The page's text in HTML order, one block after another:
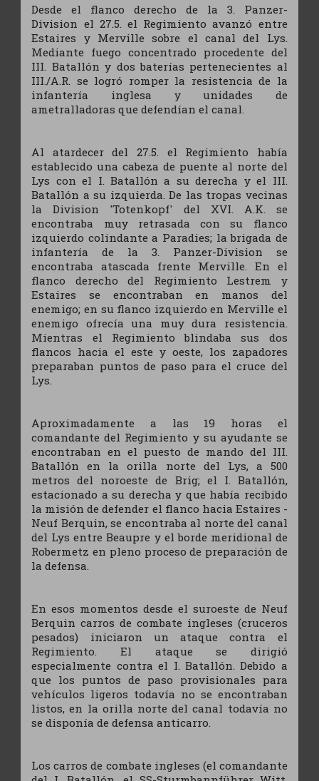
Desde el flanco derecho de la 3. Panzer-
Division el 27.5. el Regimiento avanzó entre
Estaires y Merville sobre el canal del Lys.
Mediante fuego concentrado procedente del
III. Batallón y dos baterías pertenecientes al
III./A.R. se logró romper la resistencia de la
infantería inglesa y unidades de
ametralladoras que defendían el canal.
Al atardecer del 27.5. el Regimiento había
establecido una cabeza de puente al norte del
Lys con el I. Batallón a su derecha y el III.
Batallón a su izquierda. De las tropas vecinas
la Division 'Totenkopf' del XVI. A.K. se
encontraba muy retrasada con su flanco
izquierdo colindante a Paradies; la brigada de
infantería de la 3. Panzer-Division se
encontraba atascada frente Merville. En el
flanco derecho del Regimiento Lestrem y
Estaires se encontraban en manos del
enemigo; en su flanco izquierdo en Merville el
enemigo ofrecía una muy dura resistencia.
Mientras el Regimiento blindaba sus dos
flancos hacia el este y oeste, los zapadores
preparaban puntos de paso para el cruce del
Lys.
Aproximadamente a las 19 horas el
comandante del Regimiento y su ayudante se
encontraban en el puesto de mando del III.
Batallón en la orilla norte del Lys, a 500
metros del noroeste de Brig; el I. Batallón,
estacionado a su derecha y que había recibido
la misión de defender el flanco hacia Estaires -
Neuf Berquin, se encontraba al norte del canal
del Lys entre Beaupre y el borde meridional de
Robermetz en pleno proceso de preparación de
la defensa.
En esos momentos desde el suroeste de Neuf
Berquin carros de combate ingleses (cruceros
pesados) iniciaron un ataque contra el
Regimiento. El ataque se dirigió
especialmente contra el I. Batallón. Debido a
que los puntos de paso provisionales para
vehículos ligeros todavía no se encontraban
listos, en la orilla norte del canal todavía no
se disponía de defensa anticarro.
Los carros de combate ingleses (el comandante